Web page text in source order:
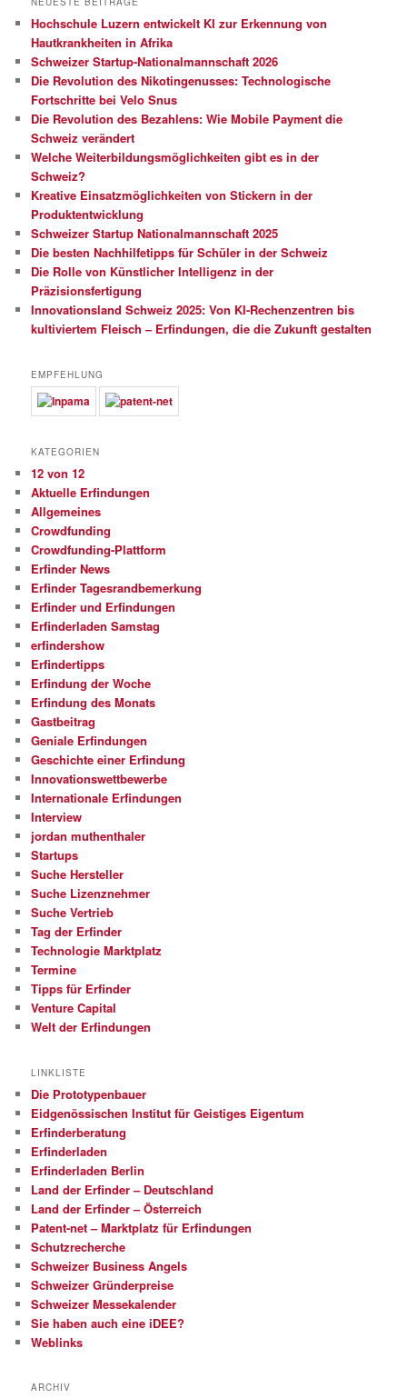
Hochschule Luzern entwickelt KI zur Erkennung von
Hautkrankheiten in Afrika
Schweizer Startup-Nationalmannschaft 2026
Die Revolution des Nikotingenusses: Technologische
Fortschritte bei Velo Snus
Die Revolution des Bezahlens: Wie Mobile Payment die
Schweiz verändert
Welche Weiterbildungsmöglichkeiten gibt es in der
Schweiz?
Kreative Einsatzmöglichkeiten von Stickern in der
Produktentwicklung
Schweizer Startup Nationalmannschaft 2025
Die besten Nachhilfetipps für Schüler in der Schweiz
Die Rolle von Künstlicher Intelligenz in der
Präzisionsfertigung
Innovationsland Schweiz 2025: Von KI-Rechenzentren bis
kultiviertem Fleisch – Erfindungen, die die Zukunft gestalten
EMPFEHLUNG
KATEGORIEN
12 von 12
Aktuelle Erfindungen
Allgemeines
Crowdfunding
Crowdfunding-Plattform
Erfinder News
Erfinder Tagesrandbemerkung
Erfinder und Erfindungen
Erfinderladen Samstag
erfindershow
Erfindertipps
Erfindung der Woche
Erfindung des Monats
Gastbeitrag
Geniale Erfindungen
Geschichte einer Erfindung
Innovationswettbewerbe
Internationale Erfindungen
Interview
jordan muthenthaler
Startups
Suche Hersteller
Suche Lizenznehmer
Suche Vertrieb
Tag der Erfinder
Technologie Marktplatz
Termine
Tipps für Erfinder
Venture Capital
Welt der Erfindungen
LINKLISTE
Die Prototypenbauer
Eidgenössischen Institut für Geistiges Eigentum
Erfinderberatung
Erfinderladen
Erfinderladen Berlin
Land der Erfinder – Deutschland
Land der Erfinder – Österreich
Patent-net – Marktplatz für Erfindungen
Schutzrecherche
Schweizer Business Angels
Schweizer Gründerpreise
Schweizer Messekalender
Sie haben auch eine iDEE?
Weblinks
ARCHIV